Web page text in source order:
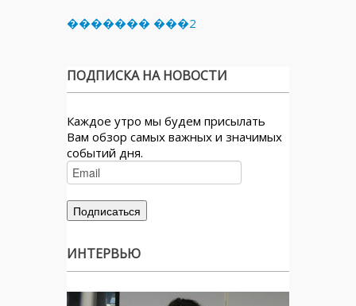
������� ���2
ПОДПИСКА НА НОВОСТИ
Каждое утро мы будем присылать
Вам обзор самых важных и значимых
событий дня.
ИНТЕРВЬЮ